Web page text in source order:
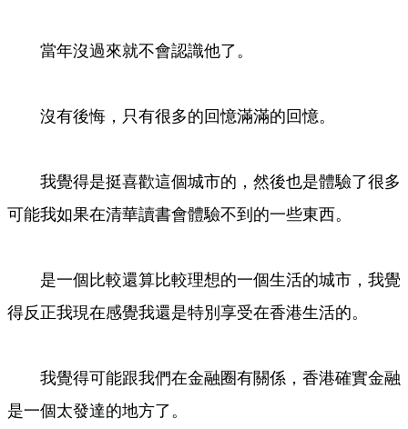
當年沒過來就不會認識他了。
沒有後悔，只有很多的回憶滿滿的回憶。
我覺得是挺喜歡這個城市的，然後也是體驗了很多
可能我如果在清華讀書會體驗不到的一些東西。
是一個比較還算比較理想的一個生活的城市，我覺
得反正我現在感覺我還是特別享受在香港生活的。
我覺得可能跟我們在金融圈有關係，香港確實金融
是一個太發達的地方了。